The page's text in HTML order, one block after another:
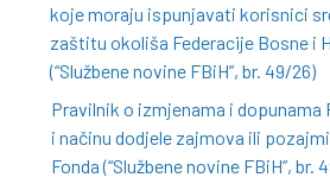
koje moraju ispunjavati korisnici
zaštitu okoliša Federacije Bosne i
(“Službene novine FBiH”, br. 49/26)
Pravilnik o izmjenama i
i načinu dodjele zajmova ili
Fonda (“Službene novine FBiH”, br.